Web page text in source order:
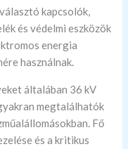
kapcsolók,
és védelmi eszközök
energia
használnak.
általában 36 kV
megtalálhatók
Fő
és a kritikus